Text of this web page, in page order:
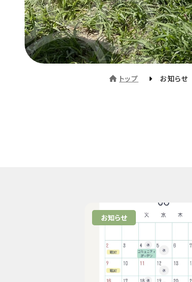
トップ お知らせ
お知らせ